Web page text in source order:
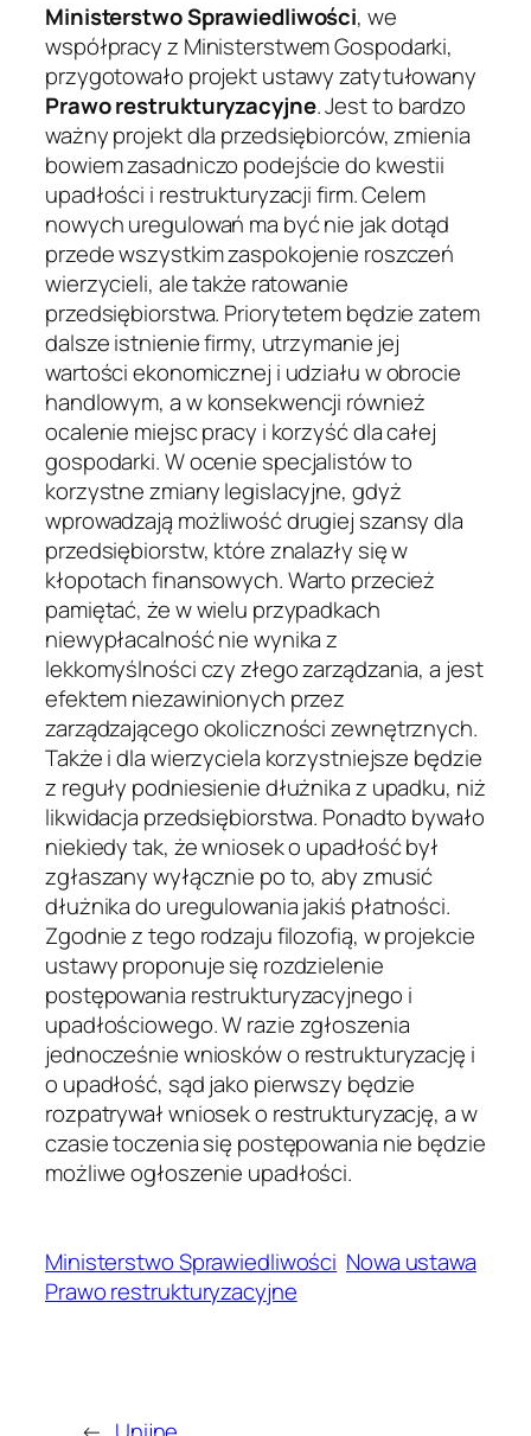
Ministerstwo Sprawiedliwości, we
współpracy z Ministerstwem Gospodarki,
przygotowało projekt ustawy zatytułowany
Prawo restrukturyzacyjne. Jest to bardzo
ważny projekt dla przedsiębiorców, zmienia
bowiem zasadniczo podejście do kwestii
upadłości i restrukturyzacji firm. Celem
nowych uregulowań ma być nie jak dotąd
przede wszystkim zaspokojenie roszczeń
wierzycieli, ale także ratowanie
przedsiębiorstwa. Priorytetem będzie zatem
dalsze istnienie firmy, utrzymanie jej
wartości ekonomicznej i udziału w obrocie
handlowym, a w konsekwencji również
ocalenie miejsc pracy i korzyść dla całej
gospodarki.W ocenie specjalistów to
korzystne zmiany legislacyjne, gdyż
wprowadzają możliwość drugiej szansy dla
przedsiębiorstw, które znalazły się w
kłopotach finansowych. Warto przecież
pamiętać, że w wielu przypadkach
niewypłacalność nie wynika z
lekkomyślności czy złego zarządzania, a jest
efektem niezawinionych przez
zarządzającego okoliczności zewnętrznych.
Także i dla wierzyciela korzystniejsze będzie
z reguły podniesienie dłużnika z upadku, niż
likwidacja przedsiębiorstwa. Ponadto bywało
niekiedy tak, że wniosek o upadłość był
zgłaszany wyłącznie po to, aby zmusić
dłużnika do uregulowania jakiś płatności.
Zgodnie z tego rodzaju filozofią, w projekcie
ustawy proponuje się rozdzielenie
postępowania restrukturyzacyjnego i
upadłościowego. W razie zgłoszenia
jednocześnie wniosków o restrukturyzację i
o upadłość, sąd jako pierwszy będzie
rozpatrywał wniosek o restrukturyzację, a w
czasie toczenia się postępowania nie będzie
możliwe ogłoszenie upadłości.
Ministerstwo Sprawiedliwości Nowa ustawa
Prawo restrukturyzacyjne